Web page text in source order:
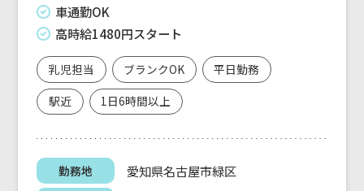
車通勤OK
高時給1480円スタート
乳児担当 ブランクOK
平日勤務
駅近
1日6時間以上
勤務地 愛知県名古屋市緑区